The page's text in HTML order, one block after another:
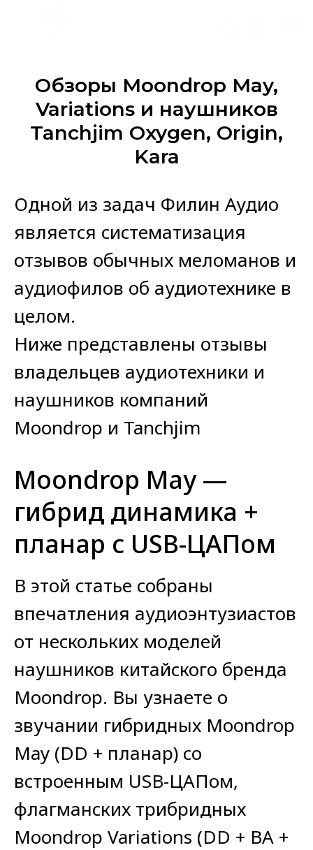
Обзоры Moondrop May,
Variations и наушников
Tanchjim Oxygen, Origin,
Kara
Одной из задач Филин Аудио
является систематизация
отзывов обычных меломанов и
аудиофилов об аудиотехнике в
целом.
Ниже представлены отзывы
владельцев аудиотехники и
наушников компаний
Moondrop и Tanchjim
Moondrop May —
гибрид динамика +
планар с USB-ЦАПом
В этой статье собраны
впечатления аудиоэнтузиастов
от нескольких моделей
наушников китайского бренда
Moondrop. Вы узнаете о
звучании гибридных Moondrop
May (DD + планар) со
встроенным USB-ЦАПом,
флагманских трибридных
Moondrop Variations (DD + BA +